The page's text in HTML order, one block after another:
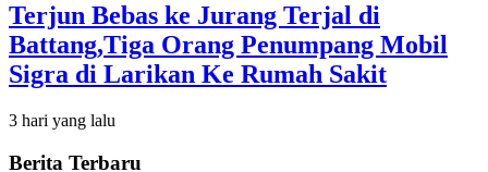
Terjun Bebas ke Jurang Terjal di
Battang,Tiga Orang Penumpang Mobil
Sigra di Larikan Ke Rumah Sakit
3 hari yang lalu
Berita Terbaru